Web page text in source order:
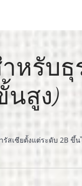
หรับธุ
นสูง)
สเซียตั้งแต่ระดับ 2B ขึ้